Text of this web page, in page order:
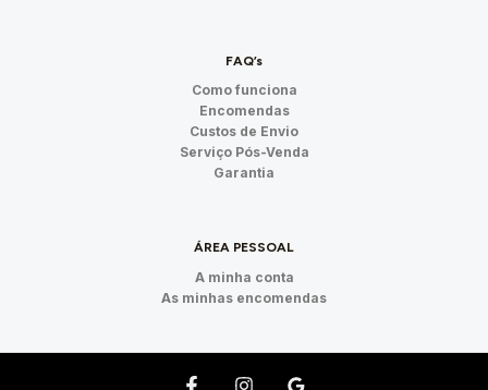
FAQ’s
Como funciona
Encomendas
Custos de Envio
Serviço Pós-Venda
Garantia
ÁREA PESSOAL
A minha conta
As minhas encomendas